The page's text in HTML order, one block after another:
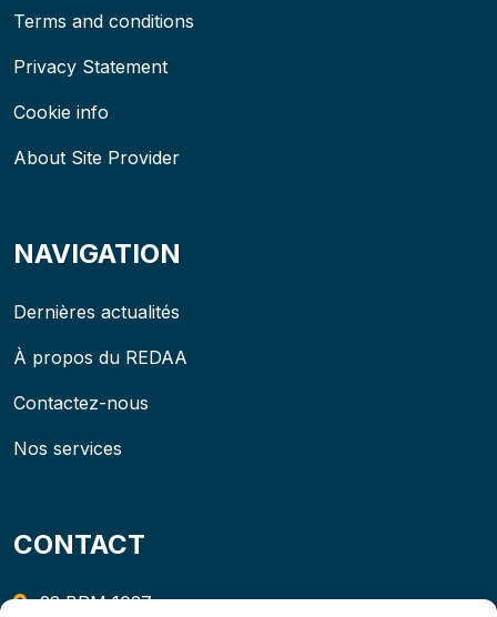
Terms and conditions
Privacy Statement
Cookie info
About Site Provider
NAVIGATION
Dernières actualités
À propos du REDAA
Contactez-nous
Nos services
CONTACT
22 BPM 1027